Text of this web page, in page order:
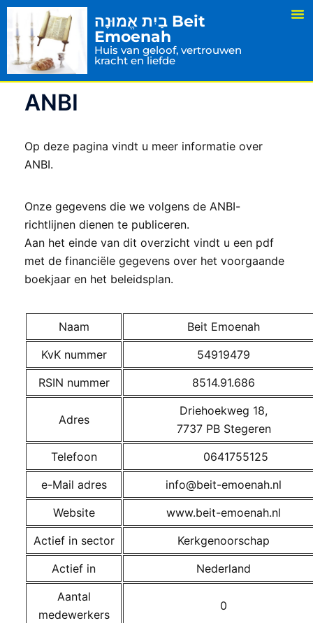
בַיִת אֱמוּנָה Beit
Emoenah
Huis van geloof, vertrouwen
kracht en liefde
ANBI
Op deze pagina vindt u meer informatie over
ANBI.
Onze gegevens die we volgens de ANBI-
richtlijnen dienen te publiceren.
Aan het einde van dit overzicht vindt u een pdf
met de financiële gegevens over het voorgaande
boekjaar en het beleidsplan.
Naam
Beit Emoenah
KvK nummer
54919479
RSIN nummer
8514.91.686
Adres
Driehoekweg 18,
7737 PB Stegeren
Telefoon
0641755125
e-Mail adres
info@beit-emoenah.nl
Website
www.beit-emoenah.nl
Actief in sector
Kerkgenoorschap
Actief in
Nederland
Aantal
medewerkers
0